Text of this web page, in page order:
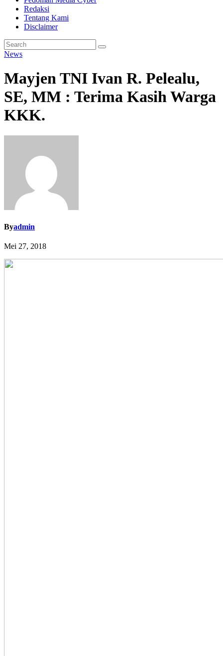
Redaksi
Tentang Kami
Disclaimer
News
Mayjen TNI Ivan R. Pelealu,
SE, MM : Terima Kasih Warga
KKK.
Byadmin
Mei 27, 2018